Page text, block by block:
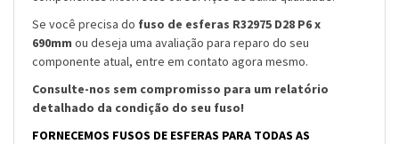
Se você precisa do fuso de esferas R32975 D28 P6 x
690mm ou deseja uma avaliação para reparo do seu
componente atual, entre em contato agora mesmo.
Consulte-nos sem compromisso para um relatório
detalhado da condição do seu fuso!
FORNECEMOS FUSOS DE ESFERAS PARA TODAS AS